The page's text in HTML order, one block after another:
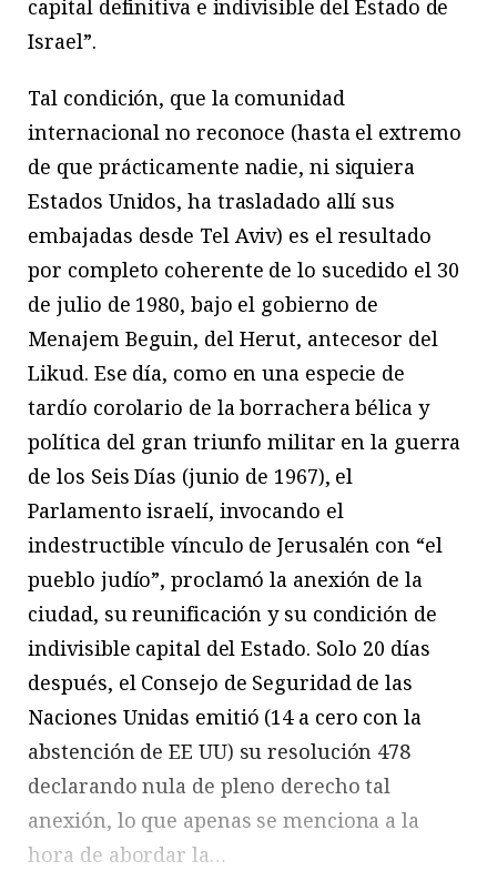
capital definitiva e indivisible del Estado de
Israel”.
Tal condición, que la comunidad
internacional no reconoce (hasta el extremo
de que prácticamente nadie, ni siquiera
Estados Unidos, ha trasladado allí sus
embajadas desde Tel Aviv) es el resultado
por completo coherente de lo sucedido el 30
de julio de 1980, bajo el gobierno de
Menajem Beguin, del Herut, antecesor del
Likud. Ese día, como en una especie de
tardío corolario de la borrachera bélica y
política del gran triunfo militar en la guerra
de los Seis Días (junio de 1967), el
Parlamento israelí, invocando el
indestructible vínculo de Jerusalén con “el
pueblo judío”, proclamó la anexión de la
ciudad, su reunificación y su condición de
indivisible capital del Estado. Solo 20 días
después, el Consejo de Seguridad de las
Naciones Unidas emitió (14 a cero con la
abstención de EE UU) su resolución 478
declarando nula de pleno derecho tal
anexión, lo que apenas se menciona a la
hora de abordar la…